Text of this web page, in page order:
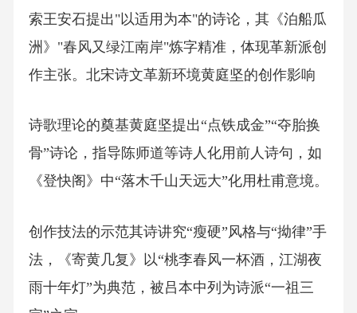
索王安石提出"以适用为本"的诗论，其《泊船瓜
洲》"春风又绿江南岸"炼字精准，体现革新派创
作主张。北宋诗文革新环境黄庭坚的创作影响
诗歌理论的奠基黄庭坚提出“点铁成金”“夺胎换
骨”诗论，指导陈师道等诗人化用前人诗句，如
《登快阁》中“落木千山天远大”化用杜甫意境。
创作技法的示范其诗讲究“瘦硬”风格与“拗律”手
法，《寄黄几复》以“桃李春风一杯酒，江湖夜
雨十年灯”为典范，被吕本中列为诗派“一祖三